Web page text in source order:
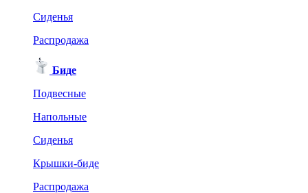
Сиденья
Распродажа
Биде
Подвесные
Напольные
Сиденья
Крышки-биде
Распродажа